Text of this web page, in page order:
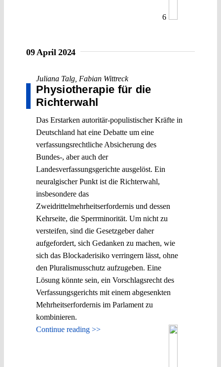
6
09 April 2024
Juliana Talg Fabian Wittreck
Physiotherapie für die
Richterwahl
Das Erstarken autoritär-populistischer Kräfte in
Deutschland hat eine Debatte um eine
verfassungsrechtliche Absicherung des
Bundes-, aber auch der
Landesverfassungsgerichte ausgelöst. Ein
neuralgischer Punkt ist die Richterwahl,
insbesondere das
Zweidrittelmehrheitserfordernis und dessen
Kehrseite, die Sperrminorität. Um nicht zu
versteifen, sind die Gesetzgeber daher
aufgefordert, sich Gedanken zu machen, wie
sich das Blockaderisiko verringern lässt, ohne
den Pluralismusschutz aufzugeben. Eine
Lösung könnte sein, ein Vorschlagsrecht des
Verfassungsgerichts mit einem abgesenkten
Mehrheitserfordernis im Parlament zu
kombinieren.
Continue reading >>